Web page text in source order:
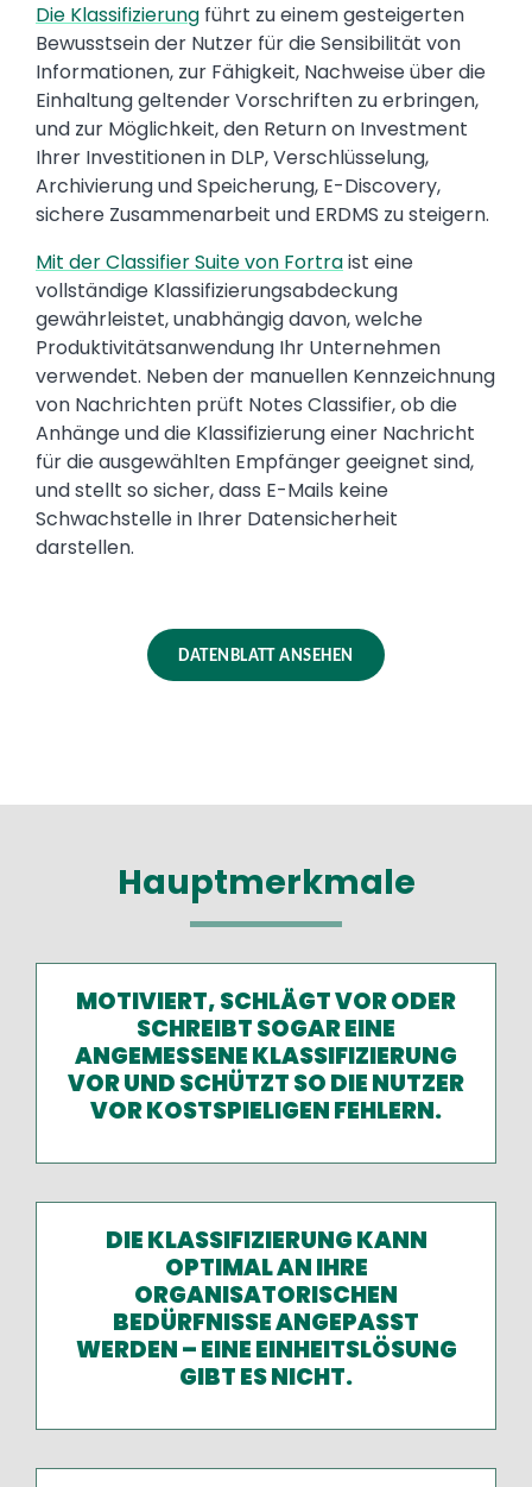
Die Klassifizierung führt zu einem gesteigerten
Bewusstsein der Nutzer für die Sensibilität von
Informationen, zur Fähigkeit, Nachweise über die
Einhaltung geltender Vorschriften zu erbringen,
und zur Möglichkeit, den Return on Investment
Ihrer Investitionen in DLP, Verschlüsselung,
Archivierung und Speicherung, E-Discovery,
sichere Zusammenarbeit und ERDMS zu steigern.
Mit der Classifier Suite von Fortraist eine
vollständige Klassifizierungsabdeckung
gewährleistet, unabhängig davon, welche
Produktivitätsanwendung Ihr Unternehmen
verwendet. Neben der manuellen Kennzeichnung
von Nachrichten prüft Notes Classifier, ob die
Anhänge und die Klassifizierung einer Nachricht
für die ausgewählten Empfänger geeignet sind,
und stellt so sicher, dass E-Mails keine
Schwachstelle in Ihrer Datensicherheit
darstellen.
DATENBLATT ANSEHEN
Hauptmerkmale
MOTIVIERT, SCHLÄGT VOR ODER
SCHREIBT SOGAR EINE
ANGEMESSENE KLASSIFIZIERUNG
VOR UND SCHÜTZT SO DIE NUTZER
VOR KOSTSPIELIGEN FEHLERN.
DIE KLASSIFIZIERUNG KANN
OPTIMAL AN IHRE
ORGANISATORISCHEN
BEDÜRFNISSE ANGEPASST
WERDEN – EINE EINHEITSLÖSUNG
GIBT ES NICHT.